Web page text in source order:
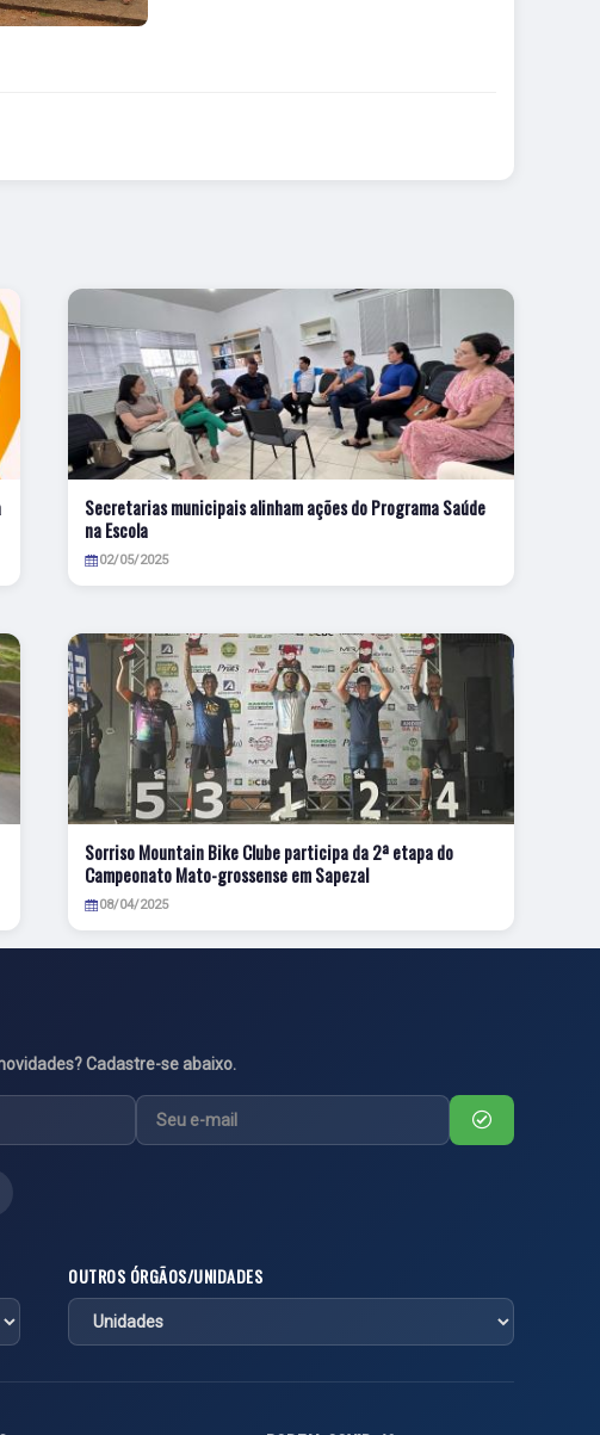
Secretarias municipais alinham ações do Programa Saúde
na Escola
02/05/2025
Sorriso Mountain Bike Clube participa da 2ª etapa do
Campeonato Mato-grossense em Sapezal
08/04/2025
Cadastre-se abaixo.
OUTROS ÓRGÃOS/UNIDADES